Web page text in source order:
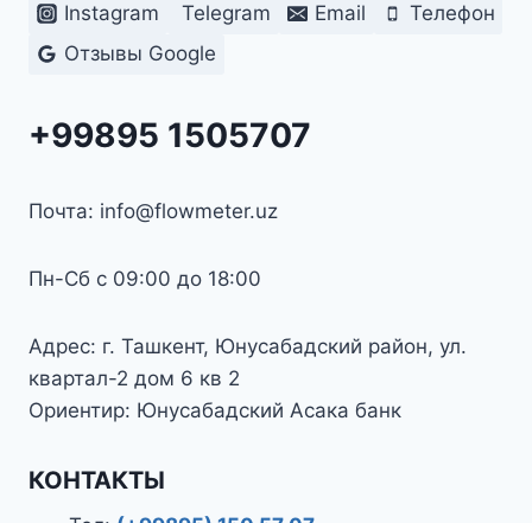
Instagram Telegram Email
Телефон
Отзывы Google
+99895 1505707
Почта: info@flowmeter.uz
Пн-Сб с 09:00 до 18:00
Адрес: г. Ташкент, Юнусабадский район, ул.
квартал-2 дом 6 кв 2
Ориентир: Юнусабадский Асака банк
КОНТАКТЫ